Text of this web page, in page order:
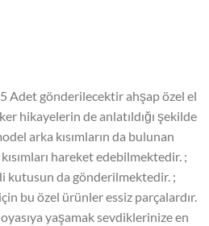
5 Adet gönderilecektir ahşap özel el
hikayelerin de anlatıldığı şekilde
arka kısımların da bulunan
hareket edebilmektedir. ;
kutusun da gönderilmektedir. ;
bu özel ürünler essiz parçalardır.
yaşamak sevdiklerinize en